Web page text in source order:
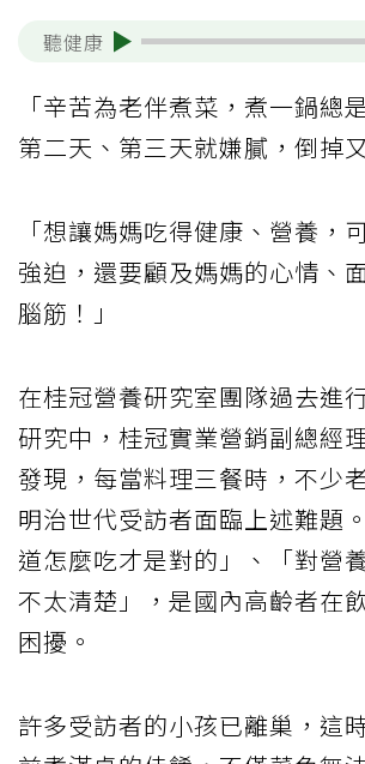
聽健康
「辛苦為老伴煮菜，煮一鍋總
第二天、第三天就嫌膩，倒掉
「想讓媽媽吃得健康、營養，
強迫，還要顧及媽媽的心情、
腦筋！」
在桂冠營養研究室團隊過去進
研究中，桂冠實業營銷副總經
發現，每當料理三餐時，不少
明治世代受訪者面臨上述難題
道怎麼吃才是對的」、「對營
不太清楚」，是國內高齡者在
困擾。
許多受訪者的小孩已離巢，這